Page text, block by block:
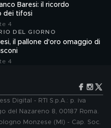
Baresi: il ricordo
dei tifosi
4
DEL GIORNO
il pallone d'oro omaggio di
4
Digital - RTI S.p.A.: p. iva
del Nazareno 8, 00187 Roma.
Monzese (MI) - Cap. Soc.